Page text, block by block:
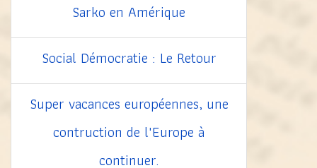
Sarko en Amérique
Social Démocratie : Le Retour
Super vacances européennes, une
contruction de l'Europe à
continuer.